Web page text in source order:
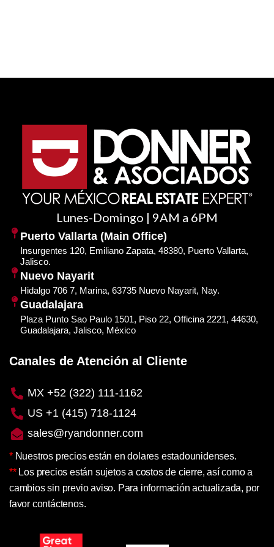
Lunes-Domingo | 9AM a 6PM
Puerto Vallarta (Main Office)
Insurgentes 120, Emiliano Zapata, 48380, Puerto Vallarta,
Jalisco.
Nuevo Nayarit
Hidalgo 706 7, Marina, 63735 Nuevo Nayarit, Nay.
Guadalajara
Plaza Punto Sao Paulo 1501, Piso 22, Officina 2221, 44630,
Guadalajara, Jalisco, México
Canales de Atención al Cliente
MX +52 (322) 111-1162
US +1 (415) 718-1124
sales@ryandonner.com
* Nuestros precios están en dolares estadounidenses.
** Los precios están sujetos a costos de cierre, así como a
cambios sin previo aviso. Para información actualizada, por
favor contáctenos.